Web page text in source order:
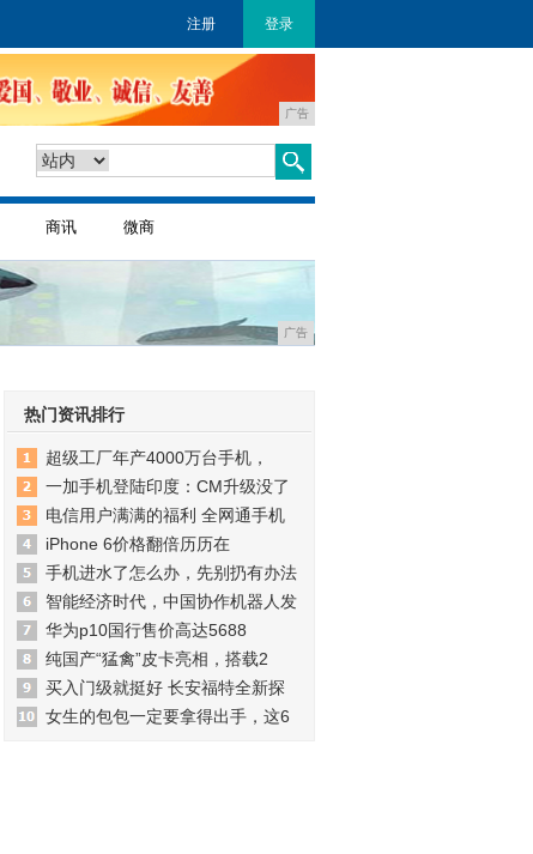
注册 登录
广告
商讯 微商
广告
热门资讯排行
超级工厂年产4000万台手机，
一加手机登陆印度：CM升级没了
电信用户满满的福利 全网通手机
iPhone 6价格翻倍历历在
手机进水了怎么办，先别扔有办法
智能经济时代，中国协作机器人发
华为p10国行售价高达5688
纯国产“猛禽”皮卡亮相，搭载2
买入门级就挺好 长安福特全新探
女生的包包一定要拿得出手，这6